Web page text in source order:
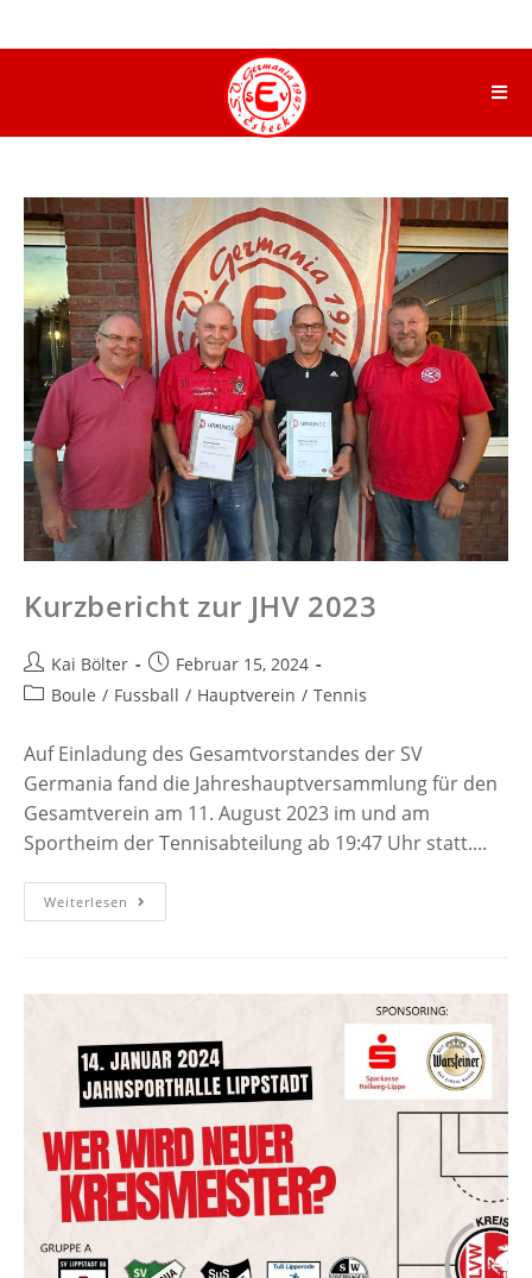
Kurzbericht zur JHV 2023
Kai Bölter
Februar 15, 2024
Boule / Fussball / Hauptverein / Tennis
Auf Einladung des Gesamtvorstandes der SV
Germania fand die Jahreshauptversammlung für den
Gesamtverein am 11. August 2023 im und am
Sportheim der Tennisabteilung ab 19:47 Uhr statt....
Weiterlesen